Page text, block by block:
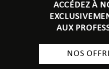
ACCÉDEZ À
AUX
NOS